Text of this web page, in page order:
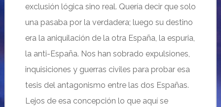
exclusión lógica sino real. Quería decir que solo
una pasaba por la verdadera; luego su destino
era la aniquilación de la otra España, la espuria,
la anti-España. Nos han sobrado expulsiones,
inquisiciones y guerras civiles para probar esa
tesis del antagonismo entre las dos Españas.
Lejos de esa concepción lo que aquí se